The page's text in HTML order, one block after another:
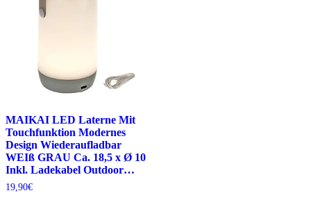
MAIKAI LED Laterne Mit
Touchfunktion Modernes
Design Wiederaufladbar
WEIß GRAU Ca. 18,5 x Ø 10
Inkl. Ladekabel Outdoor…
19,90€